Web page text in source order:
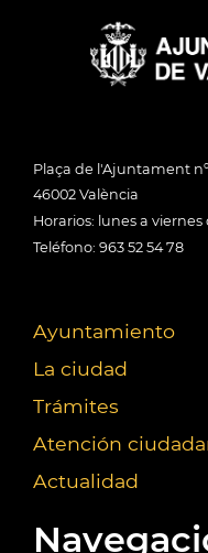
Plaça de l'Ajuntament nº
46002 València
Horarios: lunes a viernes
Teléfono: 963 52 54 78
Ayuntamiento
La ciudad
Trámites
Atención
Actualidad